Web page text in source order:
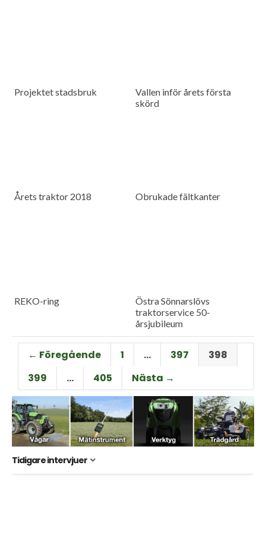
Projektet stadsbruk
Vallen inför årets första
skörd
Årets traktor 2018 Obrukade fältkanter
REKO-ring
Östra Sönnarslövs
traktorservice 50-
årsjubileum
← Föregående 1 … 397
398
399
… 405 Nästa →
Tidigare intervjuer